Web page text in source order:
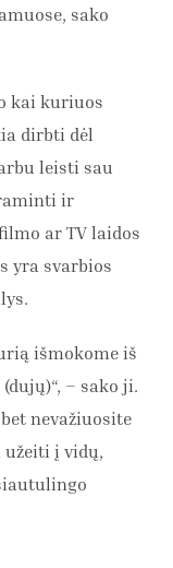
sako
kai kuriuos
dirbti dėl
leisti sau
ir
ar TV laidos
yra svarbios
išmokome iš
– sako ji.
nevažiuosite
užeiti į vidų,